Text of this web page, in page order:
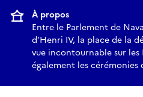
À propos
Entre le Parlement de
d’Henri IV, la place de la
vue incontournable sur les
également les cérémonies